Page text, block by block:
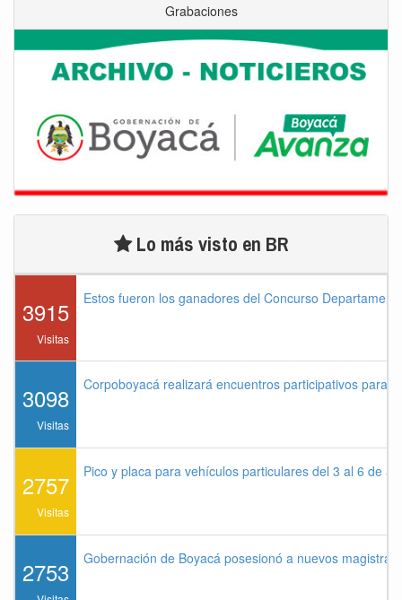
Grabaciones
Lo más visto en BR
3915
Visitas
Estos fueron los ganadores del Concurso
3098
Visitas
Corpoboyacá realizará encuentros participativos para
2757
Visitas
Pico y placa para vehículos particulares del 3 al 6 de
2753 Gobernación de Boyacá posesionó a nuevos